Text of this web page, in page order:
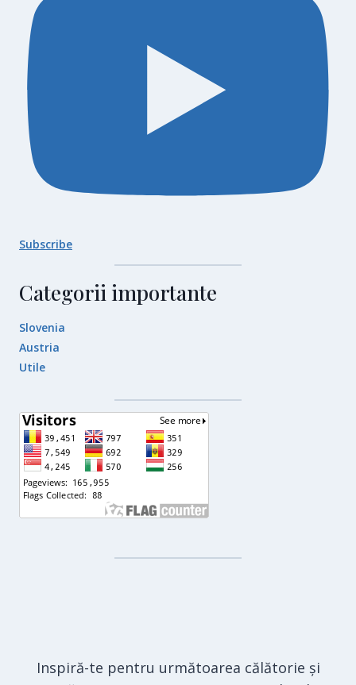
Subscribe
Categorii importante
Slovenia
Austria
Utile
Inspiră-te pentru următoarea călătorie și